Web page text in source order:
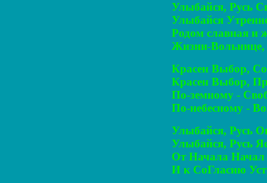
Улыбайся, Русь
Улыбайся
Родом славная и
Жизни-Вольнице,
Красен Выбор,
Красен Выбор,
По-земному -
По-небесному -
Улыбайся, Русь
Улыбайся, Русь
От Начала Начал
И к СоГласию